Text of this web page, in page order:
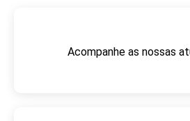
Acompanhe as nossas